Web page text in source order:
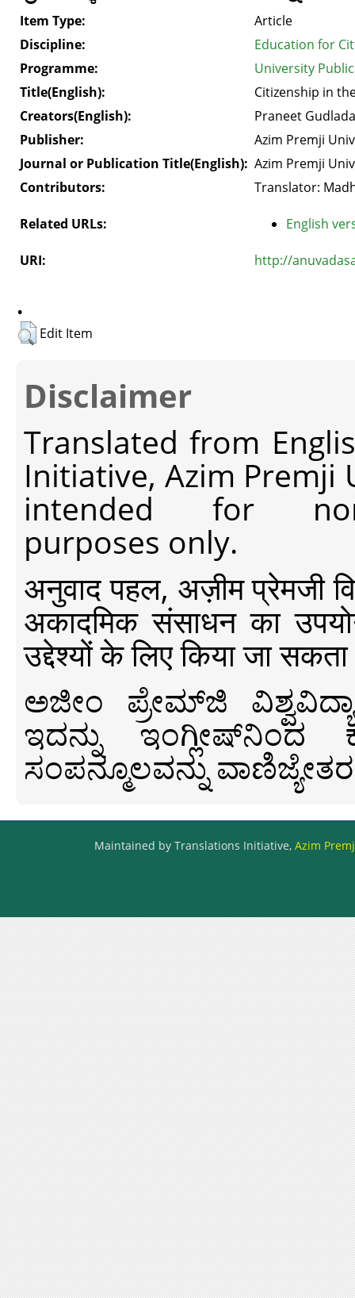
Item Type:
Article
Discipline:
Education for
Programme:
University
Title(English):
Citizenship in
Creators(English):
Praneet
Publisher:
Azim Premji
Journal or Publication Title(English): Azim Premji
Contributors:
Translator:
Related URLs: English
URI: http://
.
Edit Item
Disclaimer
Translated from
Initiative, Azim Premji
intended for non-
purposes only.
अनुवाद पहल, अज़ीम प्रेमजी
अकादमिक संसाधन का
उद्देश्यों के लिए किया जा
ಅಜೀಂ ಪ್ರೇಮ್‍ಜಿ
ಇದನ್ನು ಇಂಗ್ಲೀಷ್‍ನಿಂದ
ಸಂಪನ್ಮೂಲವನ್ನು
Maintained by Translations Initiative, Azim